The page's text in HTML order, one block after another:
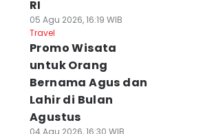
RI
05 Agu 2026, 16:19 WIB
Travel
Promo Wisata
untuk Orang
Bernama Agus dan
Lahir di Bulan
Agustus
04 Agu 2026, 16:30 WIB